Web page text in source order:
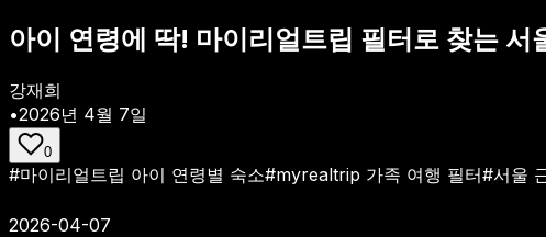
아이 연령에 딱! 마이리얼트립 필터로 찾는 서
강재희
•2026년 4월 7일
0
#마이리얼트립 아이 연령별 숙소#myrealtrip 가족 여행 필터#서울
2026-04-07